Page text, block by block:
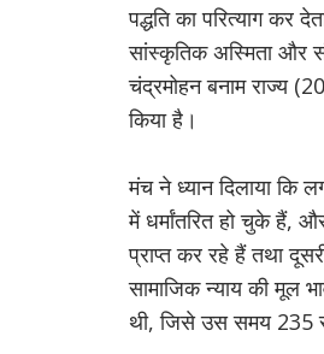
पद्धति का परित्याग कर
सांस्कृतिक अस्मिता और
चंद्रमोहन बनाम राज्य
किया है।
मंच ने ध्यान दिलाया कि
में धर्मांतरित हो चुके हैं,
प्राप्त कर रहे हैं तथा
सामाजिक न्याय की मूल
थी, जिसे उस समय 235